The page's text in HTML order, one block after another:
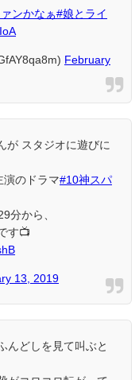
ンかなぁ#娘とライ
February
が スタジオに遊びに
演のドラマ#10神スパ
分から、
す📺
13, 2019
んどしを見て叫ぶと